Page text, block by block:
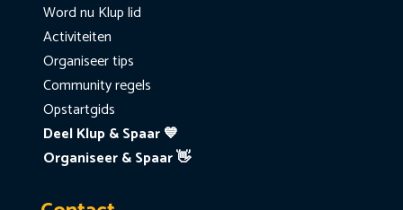
Word nu Klup lid
Activiteiten
Organiseer tips
Community regels
Opstartgids
Deel Klup & Spaar 💙
Organiseer & Spaar 👋